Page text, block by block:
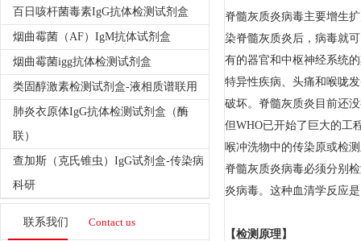
百日咳杆菌毒素IgG抗体检测试剂盒
烟曲霉菌（AF）IgM抗体试剂盒
烟曲霉菌igg抗体检测试剂盒
类固醇激素检测试剂盒-液相质谱联用
肺炎衣原体IgG抗体检测试剂盒（酶
联）
查加斯（克氏锥虫）IgG试剂盒-传染病
科研
联系我们 Contact us
脊髓灰质炎病毒主要增生
染脊髓灰质炎后，病毒就
有的器官和中枢神经系统
特异性疾病、头痛和喉咙
破坏。脊髓灰质炎目前还
但WHO已开始了巨大的工
喉冲洗物中的传染原或检
脊髓灰质炎病毒必须分别
炎病毒。这种血清学反应
【检测原理】